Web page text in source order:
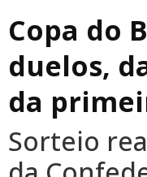
Copa do
duelos,
da
Sorteio